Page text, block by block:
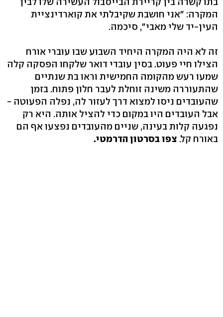
המקרה: "אני חושבת שקיבלתי את קוארדינציית
העין-יד שלי מאבי", סיכמה.
זה לא היה המקרה היחיד השבוע שבו עוברי אורח
הצילו חיי פעוט. בסין עובדי דואר שלקחו הפסקה קלה
שמעו רעש מהקומה החמישית וראו בת שנתיים
שהתעוררה משינה זוחלת לעבר חלון פתוח. בזמן
שהעובדים ניסו למצוא דרך לעזור לה, נפלה הפעוטה -
אבל העובדים היו במקום כדי להציל אותה. היא רק
נפגעה קלות בעינה, שניים מהעובדים נפצעו אף הם
באורח קל. צפו בסרטון הדרמטי.